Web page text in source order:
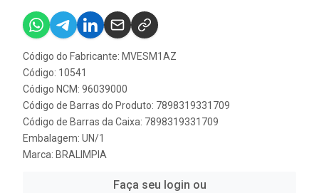
Código do Fabricante: MVESM1AZ
Código: 10541
Código NCM: 96039000
Código de Barras do Produto: 7898319331709
Código de Barras da Caixa: 7898319331709
Embalagem: UN/1
Marca: BRALIMPIA
Faça seu login ou